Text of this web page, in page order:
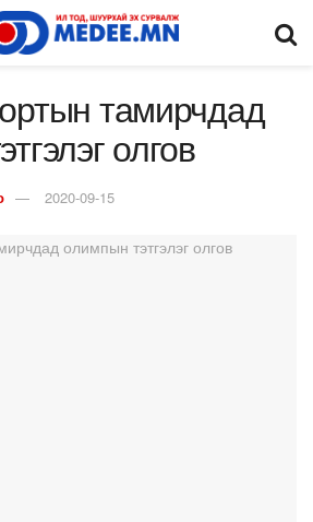
тамирчдад
олгов
2020-09-15